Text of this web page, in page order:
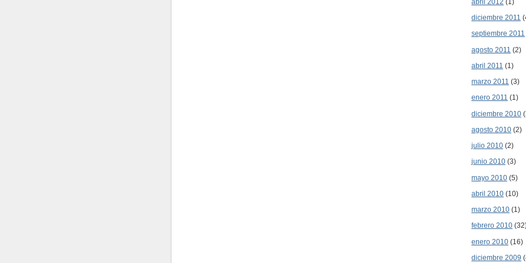
abril 2012 (1)
diciembre 2011
septiembre 2011
agosto 2011 (2)
abril 2011 (1)
marzo 2011 (3)
enero 2011 (1)
diciembre 2010
agosto 2010 (2)
julio 2010 (2)
junio 2010 (3)
mayo 2010 (5)
abril 2010 (10)
marzo 2010 (1)
febrero 2010
enero 2010 (16)
diciembre 2009